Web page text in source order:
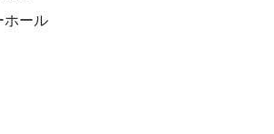
ール